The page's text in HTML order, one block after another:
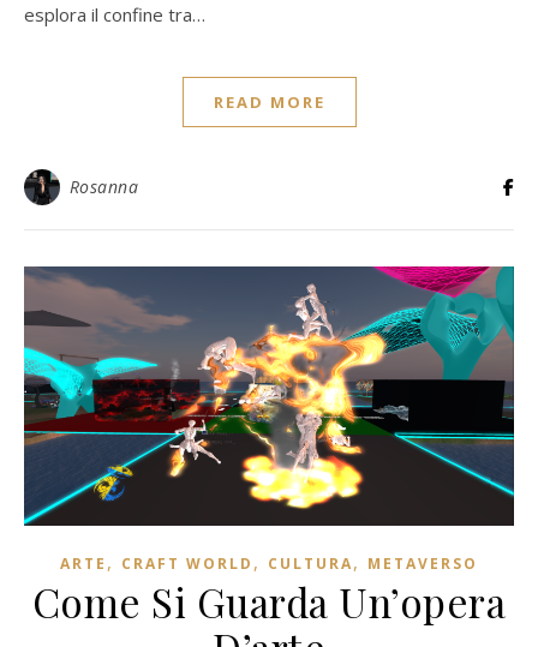
esplora il confine tra…
READ MORE
Rosanna
ARTE , CRAFT WORLD , CULTURA, METAVERSO
Come Si Guarda Un’opera